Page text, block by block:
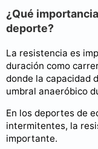
¿Qué
deporte?
La resistencia es
duración como
donde la capacidad
umbral anaeróbico
En los deportes de
intermitentes, la
importante.